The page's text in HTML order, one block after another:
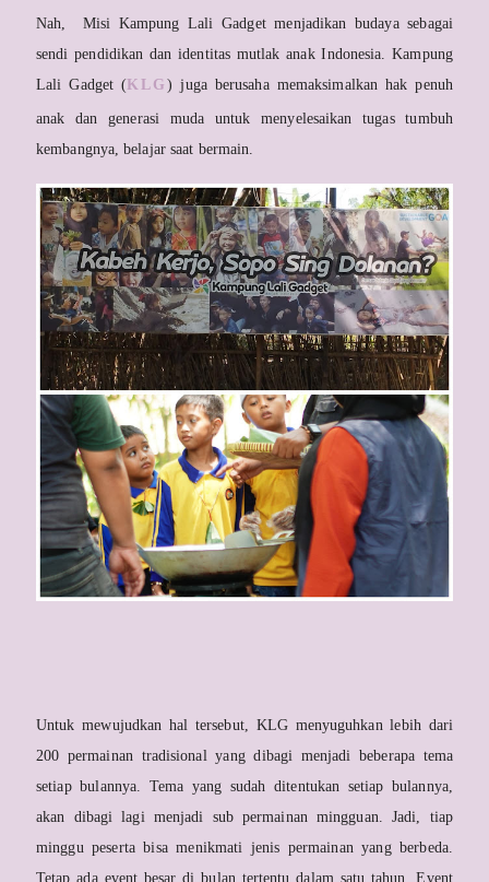
Nah, Misi Kampung Lali Gadget menjadikan budaya sebagai
sendi pendidikan dan identitas mutlak anak Indonesia. Kampung
Lali Gadget ( KLG) juga berusaha memaksimalkan hak penuh
anak dan generasi muda untuk menyelesaikan tugas tumbuh
kembangnya, belajar saat bermain.
Untuk mewujudkan hal tersebut, KLG menyuguhkan lebih dari
200 permainan tradisional yang dibagi menjadi beberapa tema
setiap bulannya. Tema yang sudah ditentukan setiap bulannya,
akan dibagi lagi menjadi sub permainan mingguan. Jadi, tiap
minggu peserta bisa menikmati jenis permainan yang berbeda.
Tetap ada event besar di bulan tertentu dalam satu tahun. Event